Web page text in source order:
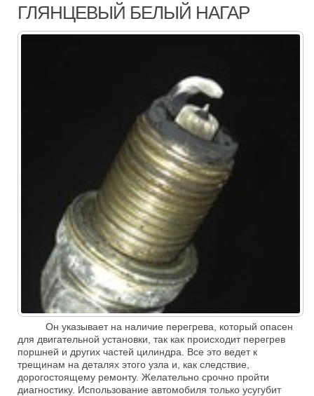
ГЛЯНЦЕВЫЙ БЕЛЫЙ НАГАР
Он указывает на наличие перегрева, который опасен
для двигательной установки, так как происходит перегрев
поршней и других частей цилиндра. Все это ведет к
трещинам на деталях этого узла и, как следствие,
дорогостоящему ремонту. Желательно срочно пройти
диагностику. Использование автомобиля только усугубит